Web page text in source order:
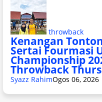
throwback
Kenangan
Sertai Fourmasi
Championship
Throwback
Syazz RahimOgos 06, 2026